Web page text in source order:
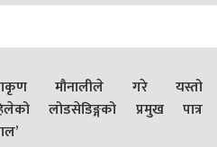
मौनालीले गरे यस्तो
लोडसेडिङ्गको प्रमुख पात्र